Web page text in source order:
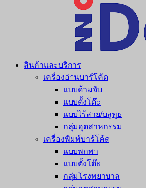
สินค้าและบริการ
เครื่องอ่านบาร์โค้ด
แบบด้ามจับ
แบบตั้งโต๊ะ
แบบไร้สาย/บลูทูธ
กลุ่มอุตสาหกรรม
เครื่องพิมพ์บาร์โค้ด
แบบพกพา
แบบตั้งโต๊ะ
กลุ่มโรงพยาบาล